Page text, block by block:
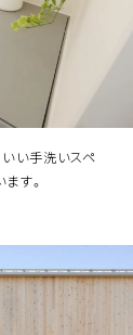
い手洗いスペ
す。